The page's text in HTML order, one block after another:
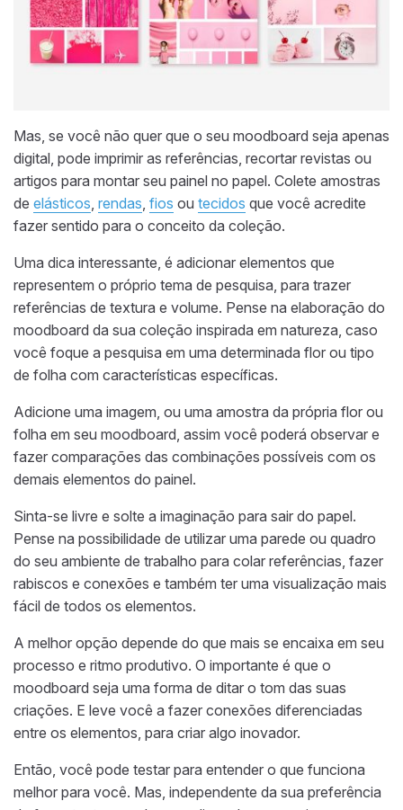
Mas, se você não quer que o seu moodboard seja apenas
digital, pode imprimir as referências, recortar revistas ou
artigos para montar seu painel no papel. Colete amostras
de elásticos rendas fios ou tecidos que você acredite
fazer sentido para o conceito da coleção.
Uma dica interessante, é adicionar elementos que
representem o próprio tema de pesquisa, para trazer
referências de textura e volume. Pense na elaboração do
moodboard da sua coleção inspirada em natureza, caso
você foque a pesquisa em uma determinada flor ou tipo
de folha com características específicas.
Adicione uma imagem, ou uma amostra da própria flor ou
folha em seu moodboard, assim você poderá observar e
fazer comparações das combinações possíveis com os
demais elementos do painel.
Sinta-se livre e solte a imaginação para sair do papel.
Pense na possibilidade de utilizar uma parede ou quadro
do seu ambiente de trabalho para colar referências, fazer
rabiscos e conexões e também ter uma visualização mais
fácil de todos os elementos.
A melhor opção depende do que mais se encaixa em seu
processo e ritmo produtivo. O importante é que o
moodboard seja uma forma de ditar o tom das suas
criações. E leve você a fazer conexões diferenciadas
entre os elementos, para criar algo inovador.
Então, você pode testar para entender o que funciona
melhor para você. Mas, independente da sua preferência